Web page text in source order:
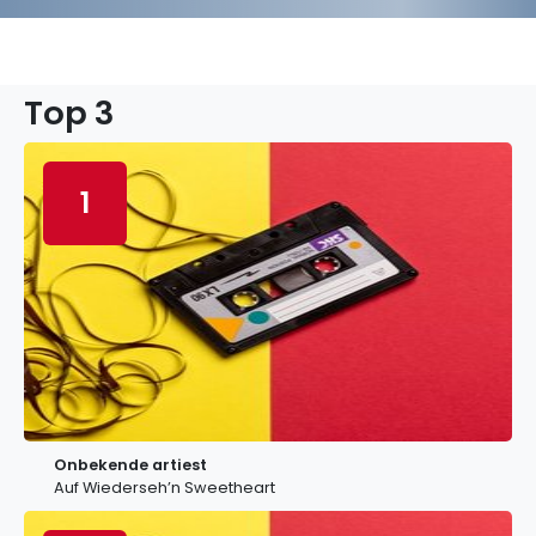
Top 3
1
Onbekende artiest
Auf Wiederseh’n Sweetheart